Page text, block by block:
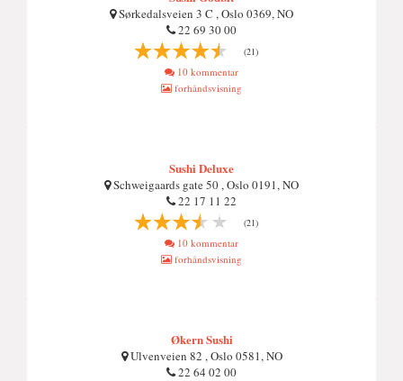
Sørkedalsveien 3 C , Oslo 0369, NO
22 69 30 00
(21)
10 kommentar
forhåndsvisning
Sushi Deluxe
Schweigaards gate 50 , Oslo 0191, NO
22 17 11 22
(21)
10 kommentar
forhåndsvisning
Økern Sushi
Ulvenveien 82 , Oslo 0581, NO
22 64 02 00